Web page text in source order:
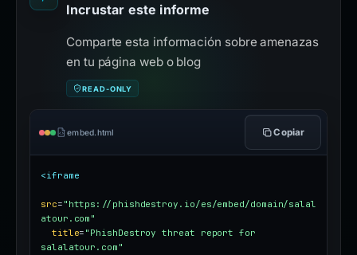
Incrustar este informe
Comparte esta información sobre amenazas
en tu página web o blog
READ-ONLY
embed.html Copiar
<iframe
src= "https://phishdestroy.io/es/embed/domain/salal
atour.com"
title= "PhishDestroy threat report for
salalatour.com"